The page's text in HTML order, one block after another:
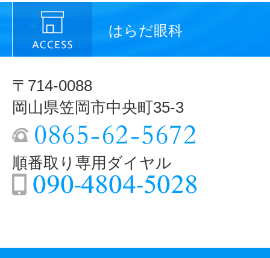
はらだ眼科
〒714-0088
岡山県笠岡市中央町35-3
順番取り専用ダイヤル